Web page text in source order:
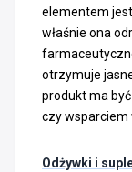
elementem
właśnie ona
otrzymuje
produkt ma
czy wsparciem
Odżywki i